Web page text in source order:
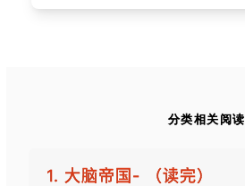
分类相关阅读
1. 大脑帝国- （读完）